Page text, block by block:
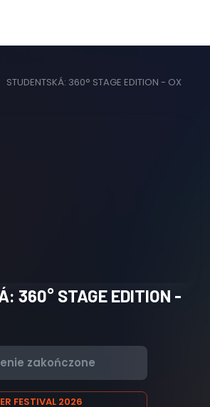
STUDENTSKÁ: 360° STAGE EDITION - OX
360° STAGE EDITION -
zakończone
FESTIVAL 2026